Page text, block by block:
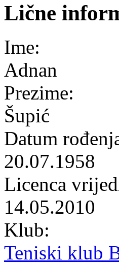
Lične
Ime:
Adnan
Prezime:
Šupić
Datum
20.07.1958
Licenca
14.05.2010
Klub:
Teniski klub